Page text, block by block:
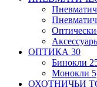
ОПТИКА 30
Бинокли
Монокли 5
ОХОТНИЧЬИ